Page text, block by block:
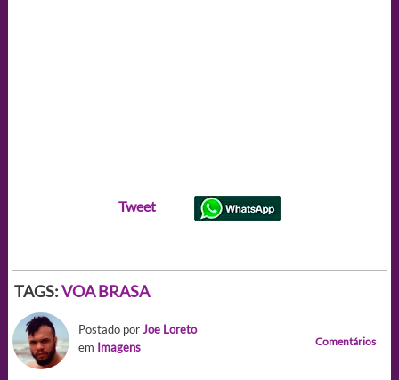
Tweet
TAGS:VOA BRASA
Postado porJoe Loreto
em Imagens Comentários